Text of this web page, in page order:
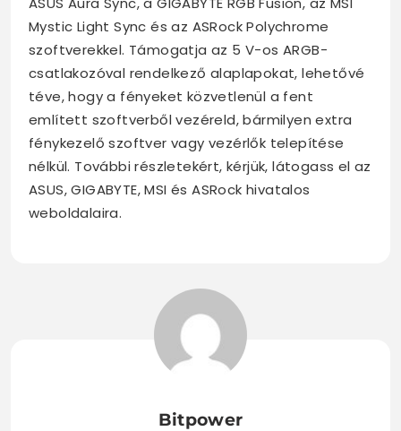
Mystic Light Sync és az ASRock Polychrome
szoftverekkel. Támogatja az 5 V-os ARGB-
csatlakozóval rendelkező alaplapokat, lehetővé
téve, hogy a fényeket közvetlenül a fent
említett szoftverből vezéreld, bármilyen extra
fénykezelő szoftver vagy vezérlők telepítése
nélkül. További részletekért, kérjük, látogass el az
ASUS, GIGABYTE, MSI és ASRock hivatalos
weboldalaira.
Bitpower